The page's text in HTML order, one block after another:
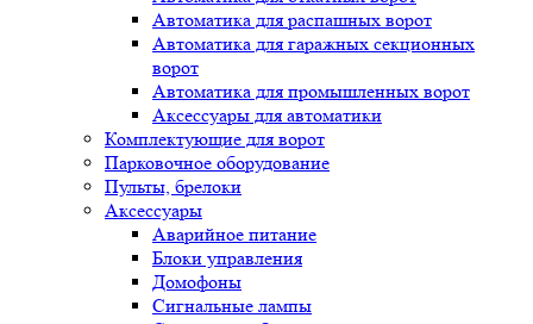
Автоматика для распашных ворот
Автоматика для гаражных секционных
ворот
Автоматика для промышленных ворот
Аксессуары для автоматики
Комплектующие для ворот
Парковочное оборудование
Пульты, брелоки
Аксессуары
Аварийное питание
Блоки управления
Домофоны
Сигнальные лампы